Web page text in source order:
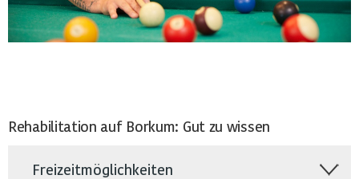
Rehabilitation auf Borkum: Gut zu wissen
Freizeitmöglichkeiten